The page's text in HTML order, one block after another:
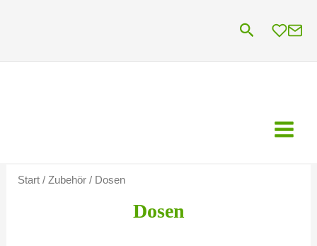
Suchen
Start/ Zubehör/ Dosen
Dosen